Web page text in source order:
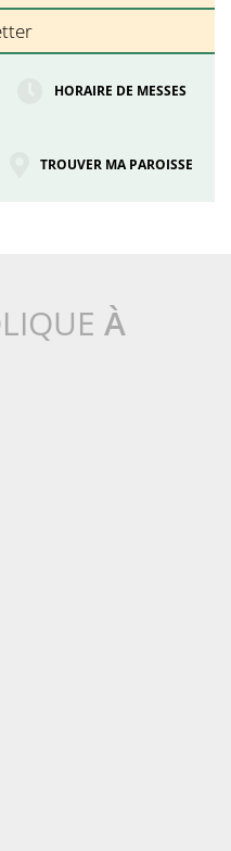
HORAIRE DE MESSES
TROUVER MA PAROISSE
À